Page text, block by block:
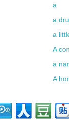
a
a
a
A
a
A